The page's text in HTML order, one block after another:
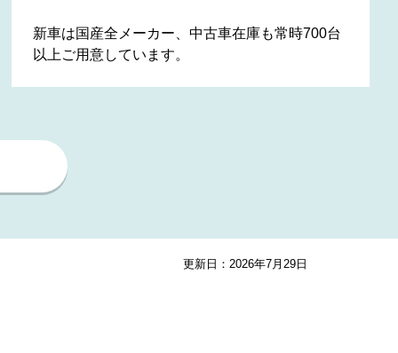
新車は国産全メーカー 、中古車在庫も常時700台
以上 ご用意しています。
更新日：2026年7月29日